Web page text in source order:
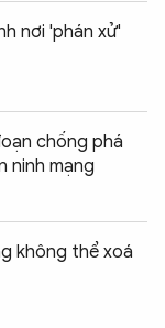
nơi 'phán xử'
chống phá
ninh mạng
không thể xoá